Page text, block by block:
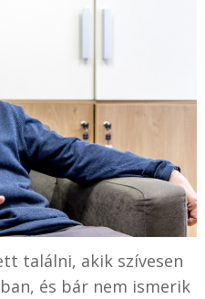
találni, akik szívesen
és bár nem ismerik